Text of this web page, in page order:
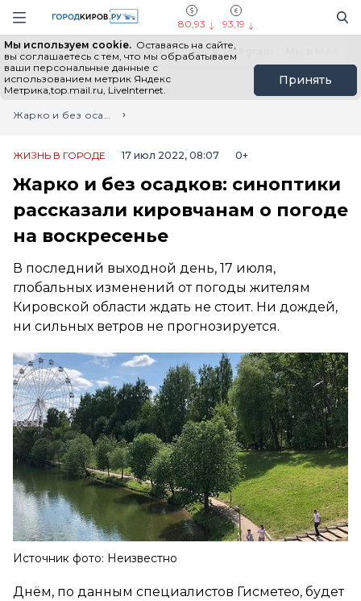
Навигация сайта
80,93 93,19
Мы используем cookie. Оставаясь на сайте,
вы соглашаетесь с тем, что мы обрабатываем
ваши персональные данные с
использованием метрик Яндекс
Метрика,top.mail.ru, LiveInternet.
Принять
Выборы - 2026 Все новости Мы в Telegram
Главная
Лента новостей
Жарко и без осадков: синоптики рассказали кировчанам о погоде на воскресенье
ЖИЗНЬ В ГОРОДЕ 17 июл 2022, 08:07 0+
Жарко и без осадков: синоптики
рассказали кировчанам о погоде
на воскресенье
В последний выходной день, 17 июля,
глобальных изменений от погоды жителям
Кировской области ждать не стоит. Ни дождей,
ни сильных ветров не прогнозируется.
Источник фото: Неизвестно
Днём, по данным специалистов Гисметео, будет